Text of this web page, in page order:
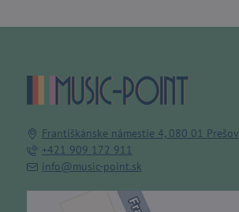
Františkánske námestie 4, 080 01 Prešov
+421 909 172 911
info@music-point.sk